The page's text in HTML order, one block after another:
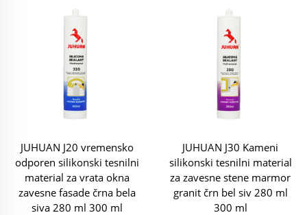
JUHUAN J20 vremensko
odporen silikonski tesnilni
material za vrata okna
zavesne fasade črna bela
siva 280 ml 300 ml
JUHUAN J30 Kameni
silikonski tesnilni material
za zavesne stene marmor
granit črn bel siv 280 ml
300 ml